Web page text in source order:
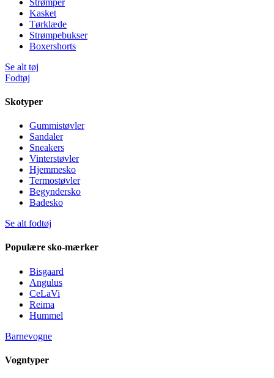
Kasket
Tørklæde
Strømpebukser
Boxershorts
Se alt tøj
Fodtøj
Skotyper
Gummistøvler
Sandaler
Sneakers
Vinterstøvler
Hjemmesko
Termostøvler
Begyndersko
Badesko
Se alt fodtøj
Populære sko-mærker
Bisgaard
Angulus
CeLaVi
Reima
Hummel
Barnevogne
Vogntyper